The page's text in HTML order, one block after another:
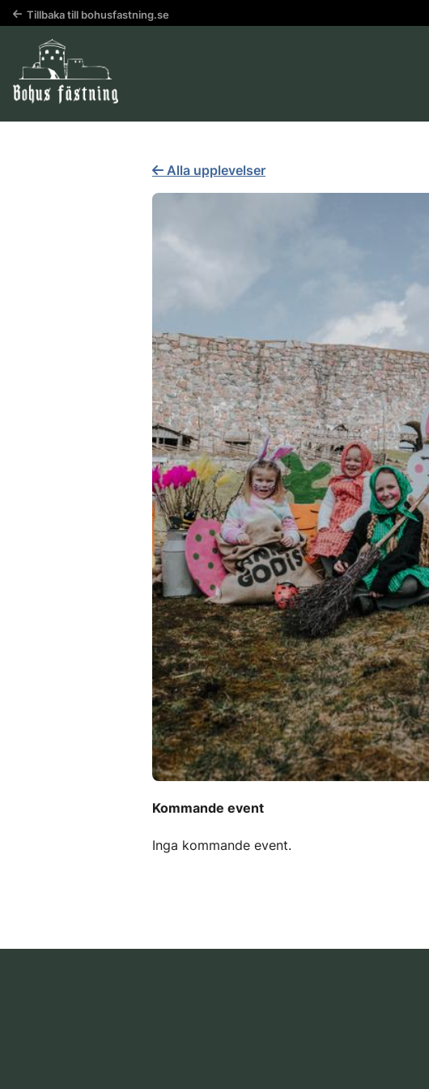
Tillbaka till bohusfastning.se
Alla upplevelser
Kommande event
Inga kommande event.